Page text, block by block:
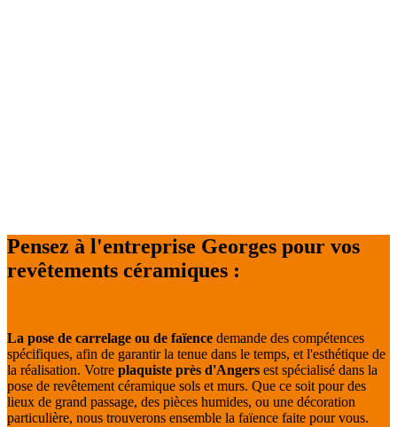
Pensez à l'entreprise Georges pour vos
revêtements céramiques :
La pose de carrelage ou de faïence demande des compétences
spécifiques, afin de garantir la tenue dans le temps, et l'esthétique de
la réalisation. Votre plaquiste près d'Angers est spécialisé dans la
pose de revêtement céramique sols et murs. Que ce soit pour des
lieux de grand passage, des pièces humides, ou une décoration
particulière, nous trouverons ensemble la faïence faite pour vous.